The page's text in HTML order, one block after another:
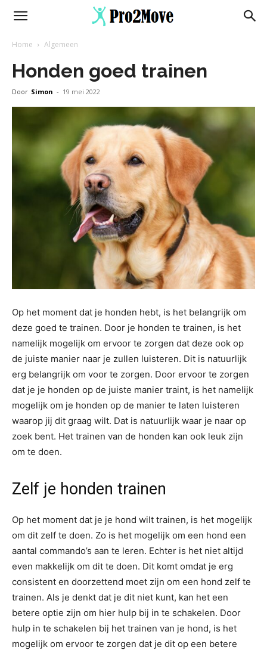
Home Algemeen
Honden goed trainen
Door Simon - 19 mei 2022
Op het moment dat je honden hebt, is het belangrijk om
deze goed te trainen. Door je honden te trainen, is het
namelijk mogelijk om ervoor te zorgen dat deze ook op
de juiste manier naar je zullen luisteren. Dit is natuurlijk
erg belangrijk om voor te zorgen. Door ervoor te zorgen
dat je je honden op de juiste manier traint, is het namelijk
mogelijk om je honden op de manier te laten luisteren
waarop jij dit graag wilt. Dat is natuurlijk waar je naar op
zoek bent. Het trainen van de honden kan ook leuk zijn
om te doen.
Zelf je honden trainen
Op het moment dat je je hond wilt trainen, is het mogelijk
om dit zelf te doen. Zo is het mogelijk om een hond een
aantal commando’s aan te leren. Echter is het niet altijd
even makkelijk om dit te doen. Dit komt omdat je erg
consistent en doorzettend moet zijn om een hond zelf te
trainen. Als je denkt dat je dit niet kunt, kan het een
betere optie zijn om hier hulp bij in te schakelen. Door
hulp in te schakelen bij het trainen van je hond, is het
mogelijk om ervoor te zorgen dat je dit op een betere